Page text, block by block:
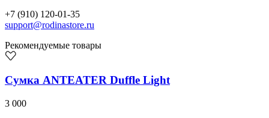
+7 (910) 120-01-35
support@rodinastore.ru
Рекомендуемые товары
Сумка ANTEATER Duffle Light
3 000